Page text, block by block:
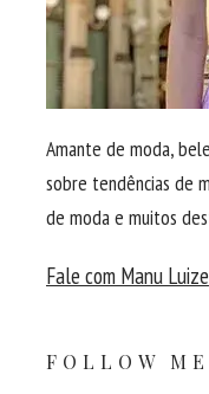
Amante de moda,
sobre tendências de
de moda e muitos
Fale com Manu Luize
FOLLOW ME